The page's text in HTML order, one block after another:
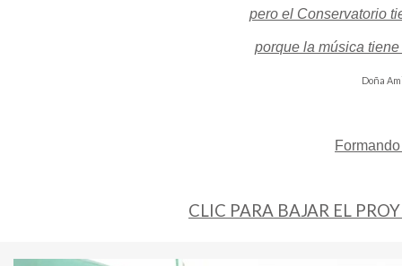
pero el Conservatorio
porque la música
Doña
CLIC PARA BAJAR EL